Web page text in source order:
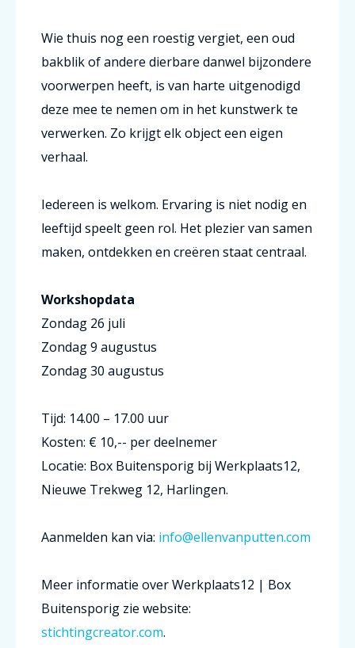
Wie thuis nog een roestig vergiet, een oud
bakblik of andere dierbare danwel bijzondere
voorwerpen heeft, is van harte uitgenodigd
deze mee te nemen om in het kunstwerk te
verwerken. Zo krijgt elk object een eigen
verhaal.
Iedereen is welkom. Ervaring is niet nodig en
leeftijd speelt geen rol. Het plezier van samen
maken, ontdekken en creëren staat centraal.
Workshopdata
Zondag 26 juli
Zondag 9 augustus
Zondag 30 augustus
Tijd: 14.00 – 17.00 uur
Kosten: € 10,-- per deelnemer
Locatie: Box Buitensporig bij Werkplaats12,
Nieuwe Trekweg 12, Harlingen.
Aanmelden kan via: info@ellenvanputten.com
Meer informatie over Werkplaats12 | Box
Buitensporig zie website:
stichtingcreator.com.